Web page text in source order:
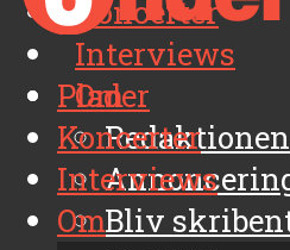
Koncerter
Interviews
Om
Redaktionen
Bliv
Plader
Koncerter
Interviews
Om